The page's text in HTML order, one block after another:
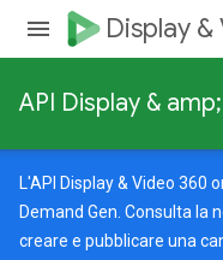
Display
API Display &
L'API Display & Video 360
Demand Gen. Consulta la
creare e pubblicare una